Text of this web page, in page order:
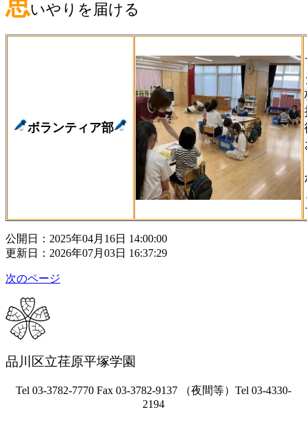
思いやりを届ける
ボランティア部
公開日：2025年04月16日 14:00:00
更新日：2026年07月03日 16:37:29
次のページ
品川区立荏原平塚学園
Tel 03-3782-7770 Fax 03-3782-9137 （夜間等）Tel 03-4330-
2194